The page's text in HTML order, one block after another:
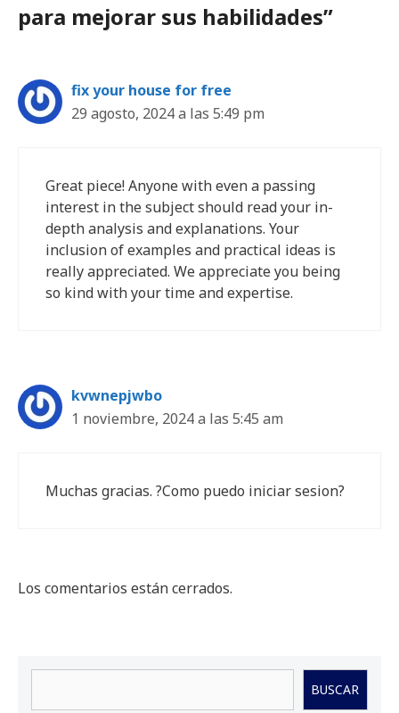
para mejorar sus habilidades”
fix your house for free
29 agosto, 2024 a las 5:49 pm
Great piece! Anyone with even a passing
interest in the subject should read your in-
depth analysis and explanations. Your
inclusion of examples and practical ideas is
really appreciated. We appreciate you being
so kind with your time and expertise.
kvwnepjwbo
1 noviembre, 2024 a las 5:45 am
Muchas gracias. ?Como puedo iniciar sesion?
Los comentarios están cerrados.
BUSCAR